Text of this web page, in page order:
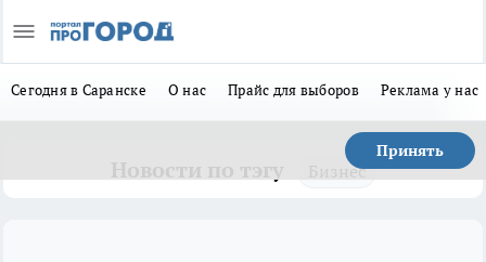
Сегодня в Саранске О нас Прайс для выборов Реклама у нас
Принять
Бизнес